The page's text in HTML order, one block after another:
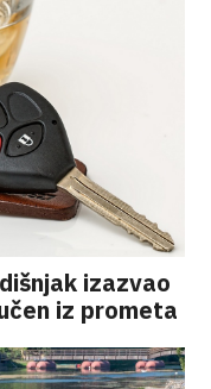
izazvao
iz prometa